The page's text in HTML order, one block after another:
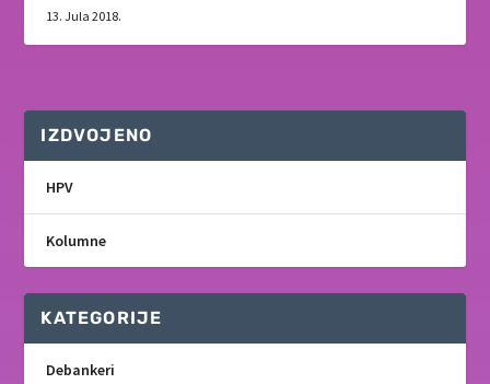
13. Jula 2018.
IZDVOJENO
HPV
Kolumne
KATEGORIJE
Debankeri